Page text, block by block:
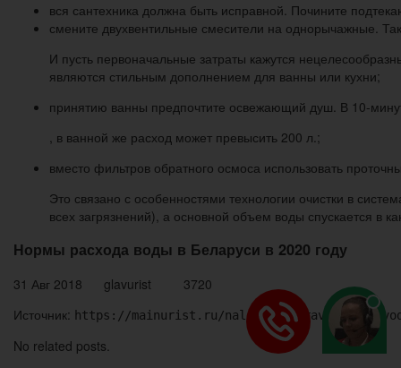
вся сантехника должна быть исправной. Почините
смените двухвентильные смесители на однорычажные.
И пусть первоначальные затраты кажутся
являются стильным дополнением для ванны или кухни;
принятию ванны предпочтите освежающий душ. В 10-
, в ванной же расход может превысить 200 л.;
вместо фильтров обратного осмоса использовать
Это связано с особенностями технологии очистки в
всех загрязнений), а основной объем воды спускается в
Нормы расхода воды в Беларуси в 2020 году
31 Авг 2018 glavurist 3720
Источник: https://mainurist.ru/nalogovoe-pravo/norma-
No related posts.